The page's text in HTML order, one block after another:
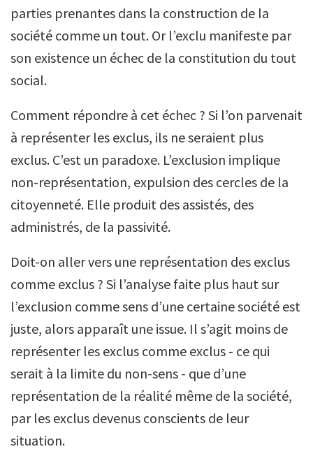
parties prenantes dans la construction de la
société comme un tout. Or l’exclu manifeste par
son existence un échec de la constitution du tout
social.
Comment répondre à cet échec ? Si l’on parvenait
à représenter les exclus, ils ne seraient plus
exclus. C’est un paradoxe. L’exclusion implique
non-représentation, expulsion des cercles de la
citoyenneté. Elle produit des assistés, des
administrés, de la passivité.
Doit-on aller vers une représentation des exclus
comme exclus ? Si l’analyse faite plus haut sur
l’exclusion comme sens d’une certaine société est
juste, alors apparaît une issue. Il s’agit moins de
représenter les exclus comme exclus - ce qui
serait à la limite du non-sens - que d’une
représentation de la réalité même de la société,
par les exclus devenus conscients de leur
situation.